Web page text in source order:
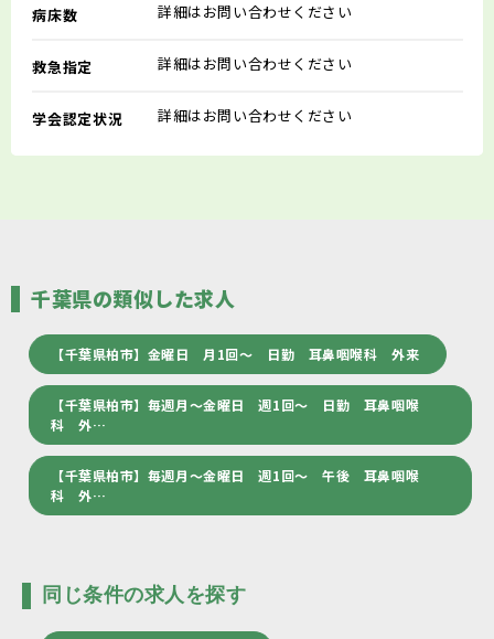
病床数 詳細はお問い合わせください
救急指定 詳細はお問い合わせください
学会認定状況 詳細はお問い合わせください
千葉県の類似した求人
【千葉県柏市】金曜日 月1回～ 日勤 耳鼻咽喉科 外来
【千葉県柏市】毎週月～金曜日 週1回～ 日勤 耳鼻咽喉
科 外…
【千葉県柏市】毎週月～金曜日 週1回～ 午後 耳鼻咽喉
科 外…
同じ条件の求人を探す